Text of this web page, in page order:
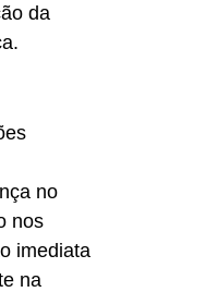
da
no
nos
imediata
na